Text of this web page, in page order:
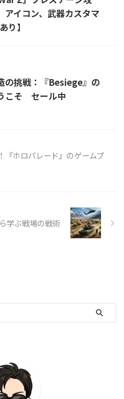
アイコン、武器カスタマ
り】
の挑戦：『Besiege』の
こそ セール中
『ホロパレード』のゲームプ
学ぶ戦場の戦術